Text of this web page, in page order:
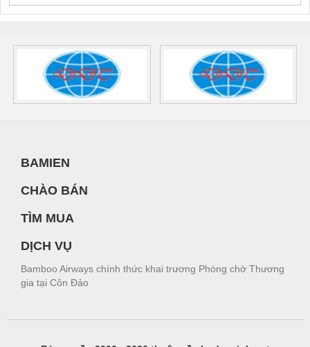
BAMIEN
CHÀO BÁN
TÌM MUA
DỊCH VỤ
Bamboo Airways chính thức khai trương Phòng chờ Thương
gia tại Côn Đảo